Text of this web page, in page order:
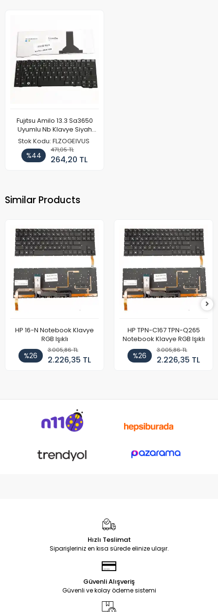
Fujıtsu Amilo 13.3 Sa3650
Uyumlu Nb Klavye Siyah
Türkçe
Stok Kodu: FLZOGEIVUS
%44
471,05 TL
264,20 TL
Similar Products
HP 16-N Notebook Klavye
RGB Işıklı
%26
3.005,86 TL
2.226,35 TL
HP TPN-C167 TPN-Q265
Notebook Klavye RGB Işıklı
%26
3.005,86 TL
2.226,35 TL
Hızlı Teslimat
Siparişleriniz en kısa sürede elinize ulaşır.
Güvenli Alışveriş
Güvenli ve kolay ödeme sistemi